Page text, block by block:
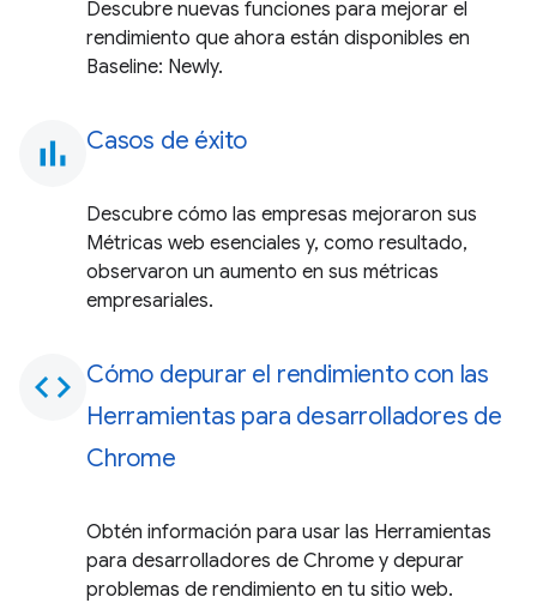
Descubre nuevas funciones para mejorar el
rendimiento que ahora están disponibles en
Baseline: Newly.
bar_chart Casos de éxito
Descubre cómo las empresas mejoraron sus
Métricas web esenciales y, como resultado,
observaron un aumento en sus métricas
empresariales.
code Cómo depurar el rendimiento con las
Herramientas para desarrolladores de
Chrome
Obtén información para usar las Herramientas
para desarrolladores de Chrome y depurar
problemas de rendimiento en tu sitio web.